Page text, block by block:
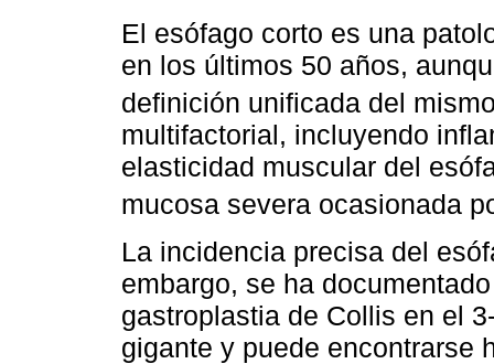
El esófago corto es una
en los últimos 50 años,
definición unificada del
multifactorial, incluyendo
elasticidad muscular del
mucosa severa ocasionada
La incidencia precisa del
embargo, se ha
gastroplastia de Collis en el
gigante y puede encontrarse